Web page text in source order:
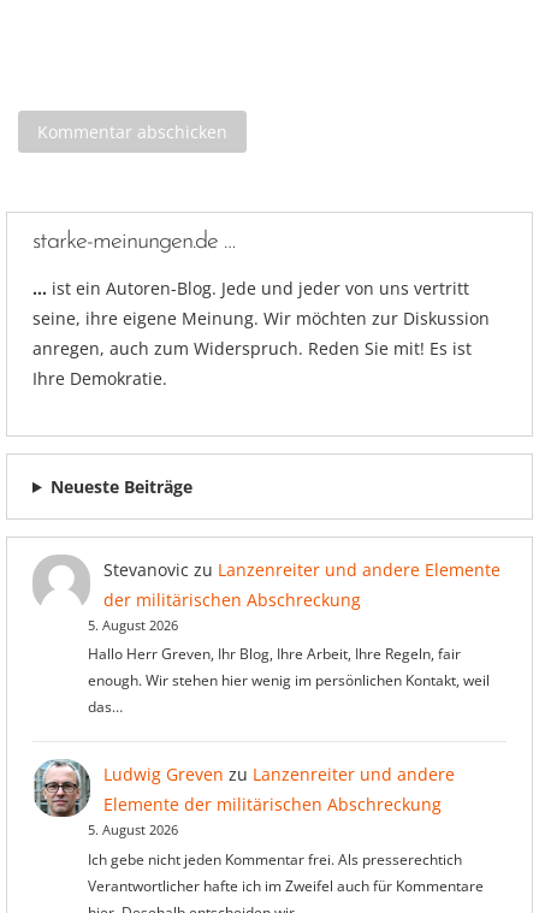
starke-meinungen.de …
… ist ein Autoren-Blog. Jede und jeder von uns vertritt
seine, ihre eigene Meinung. Wir möchten zur Diskussion
anregen, auch zum Widerspruch. Reden Sie mit! Es ist
Ihre Demokratie.
Neueste Beiträge
Stevanovic zu Lanzenreiter und andere Elemente
der militärischen Abschreckung
5. August 2026
Hallo Herr Greven, Ihr Blog, Ihre Arbeit, Ihre Regeln, fair
enough. Wir stehen hier wenig im persönlichen Kontakt, weil
das…
Ludwig Greven zu Lanzenreiter und andere
Elemente der militärischen Abschreckung
5. August 2026
Ich gebe nicht jeden Kommentar frei. Als presserechtich
Verantwortlicher hafte ich im Zweifel auch für Kommentare